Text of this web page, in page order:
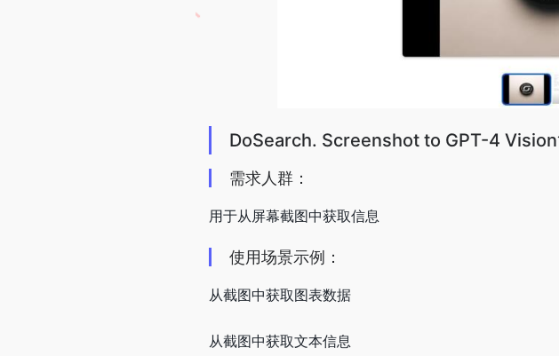
DoSearch. Screenshot to GPT-4 Vision
需求人群：
用于从屏幕截图中获取信息
使用场景示例：
从截图中获取图表数据
从截图中获取文本信息